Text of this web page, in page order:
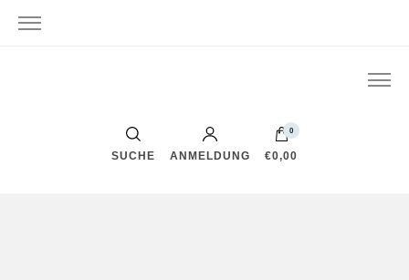
SUCHE ANMELDUNG
0
€0,00